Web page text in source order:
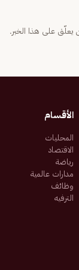
على هذا الخبر.
الأقسام
المحليات
الاقتصاد
رياضة
مدارات عالمية
وظائف
الترفيه